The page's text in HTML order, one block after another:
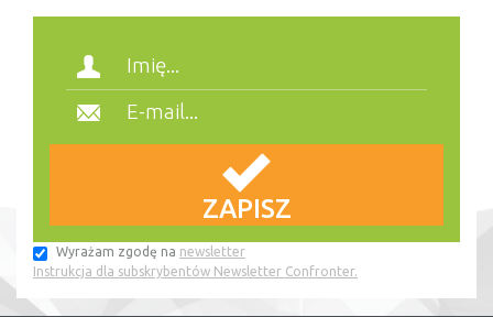
Wyrażam zgodę na newsletter
Instrukcja dla subskrybentów Newsletter Confronter.